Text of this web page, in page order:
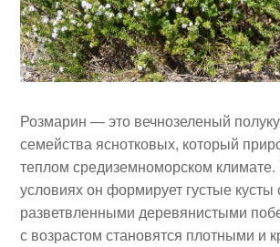
Розмарин — это вечнозеленый
семейства яснотковых, который
теплом средиземноморском
условиях он формирует густые кусты
разветвленными деревянистыми
с возрастом становятся плотными и